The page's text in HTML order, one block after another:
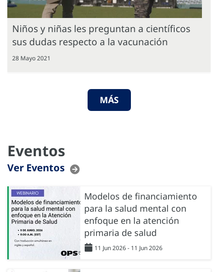
Niños y niñas les preguntan a científicos
sus dudas respecto a la vacunación
28 Mayo 2021
MÁS
Eventos
Ver Eventos
Modelos de financiamiento
para la salud mental con
enfoque en la atención
primaria de salud
11 Jun 2026 - 11 Jun 2026